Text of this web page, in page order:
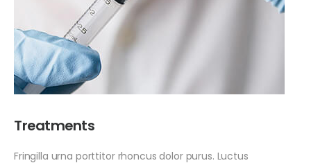
Treatments
Fringilla urna porttitor rhoncus dolor purus. Luctus